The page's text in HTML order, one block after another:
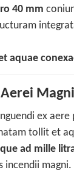
40 mm
aquae
ex
tollit et
ad mille
incendii magni.